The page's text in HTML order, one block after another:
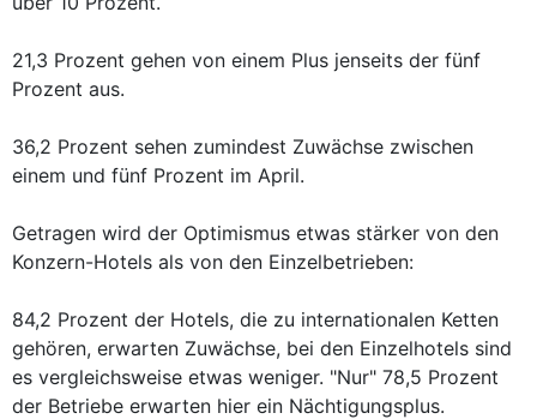
21,3 Prozent gehen von einem Plus jenseits der fünf
Prozent aus.
36,2 Prozent sehen zumindest Zuwächse zwischen
einem und fünf Prozent im April.
Getragen wird der Optimismus etwas stärker von den
Konzern-Hotels als von den Einzelbetrieben:
84,2 Prozent der Hotels, die zu internationalen Ketten
gehören, erwarten Zuwächse, bei den Einzelhotels sind
es vergleichsweise etwas weniger. "Nur" 78,5 Prozent
der Betriebe erwarten hier ein Nächtigungsplus.